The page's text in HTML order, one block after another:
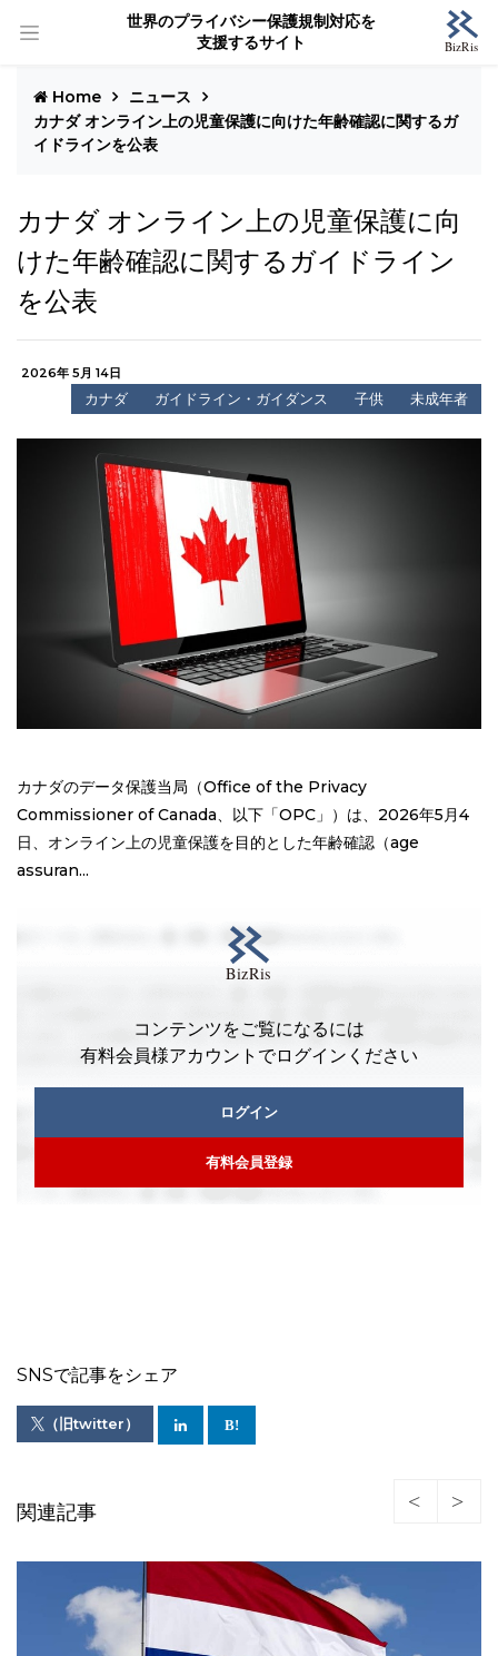
世界のプライバシー保護規制対応を
支援するサイト
Home
ニュース
カナダ オンライン上の児童保護に向けた年齢確認に関するガ
イドラインを公表
カナダ オンライン上の児童保護に向
けた年齢確認に関するガイドライン
を公表
2026年 5月 14日
カナダ ガイドライン・ガイダンス 子供 未成年者
カナダのデータ保護当局（Office of the Privacy
Commissioner of Canada、以下「OPC」）は、2026年5月4
日、オンライン上の児童保護を目的とした年齢確認（age
assuran...
コンテンツをご覧になるには
有料会員様アカウントでログインください
ログイン
有料会員登録
SNSで記事をシェア
（旧twitter）
関連記事